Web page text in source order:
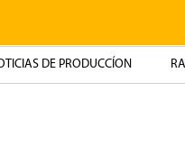
DE PRODUCCÍON